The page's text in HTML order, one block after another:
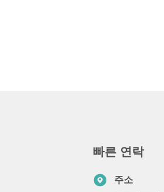
빠른 연락
주소